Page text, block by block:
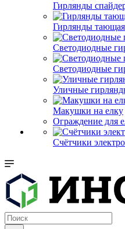
Гирлянды
Гирлянды тающая
Светодиодные
Светодиодные
Уличные
Макушки на елку
Ограждение для
Счётчики